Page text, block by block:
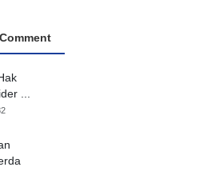
Comment
...